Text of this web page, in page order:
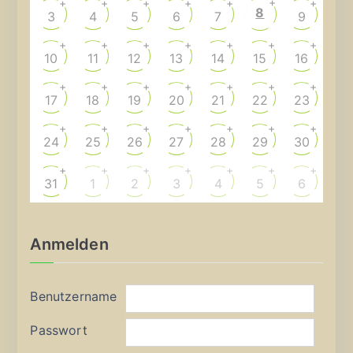
3
+
4
+
5
+
6
+
7
+
8 9
+
10
+
11
+
12
+
13
+
14
+
15
+
16
+
17
+
18
+
19
+
20
+
21
+
22
+
23
+
24
+
25
+
26
+
27
+
28
+
29
+
30
+
31
+
1
+
2
+
3
+
4
+
5
+
6
+
Anmelden
Benutzername
Passwort